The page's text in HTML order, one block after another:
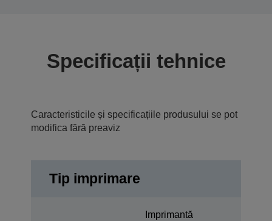
Specificații tehnice
Caracteristicile și specificațiile produsului se pot
modifica fără preaviz
Tip imprimare
Imprimantă